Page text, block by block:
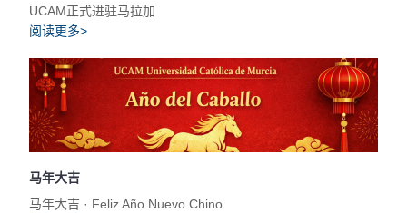
UCAM正式进驻马拉加
阅读更多>
马年大吉
马年大吉 · Feliz Año Nuevo Chino